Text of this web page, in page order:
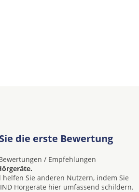
die erste Bewertung
/ Empfehlungen
helfen Sie anderen Nutzern, indem Sie
Hörgeräte hier umfassend schildern.